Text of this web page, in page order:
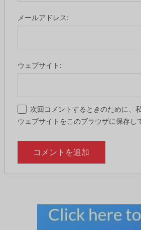
メールアドレス:
ウェブサイト:
次回コメントするときのために、
ウェブサイトをこのブラウザに保存し